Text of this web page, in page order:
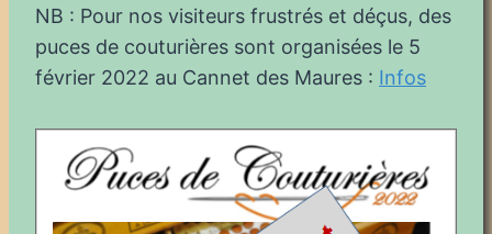
NB : Pour nos visiteurs frustrés et déçus, des
puces de couturières sont organisées le 5
février 2022 au Cannet des Maures : Infos